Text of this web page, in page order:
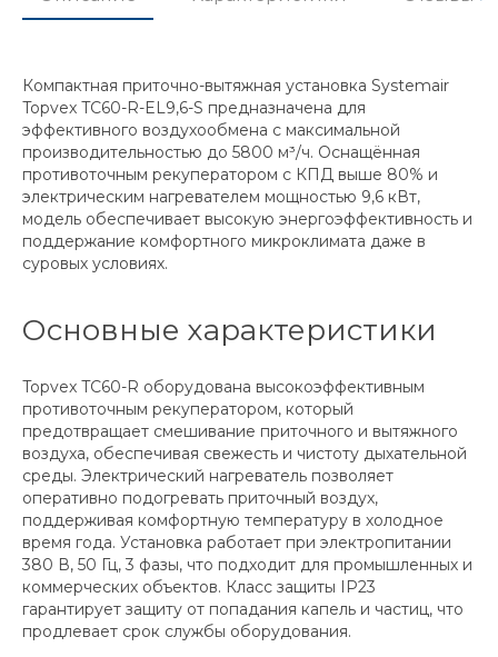
Компактная приточно-вытяжная установка Systemair
Topvex TC60-R-EL9,6-S предназначена для
эффективного воздухообмена с максимальной
производительностью до 5800 м³/ч. Оснащённая
противоточным рекуператором с КПД выше 80% и
электрическим нагревателем мощностью 9,6 кВт,
модель обеспечивает высокую энергоэффективность и
поддержание комфортного микроклимата даже в
суровых условиях.
Основные характеристики
Topvex TC60-R оборудована высокоэффективным
противоточным рекуператором, который
предотвращает смешивание приточного и вытяжного
воздуха, обеспечивая свежесть и чистоту дыхательной
среды. Электрический нагреватель позволяет
оперативно подогревать приточный воздух,
поддерживая комфортную температуру в холодное
время года. Установка работает при электропитании
380 В, 50 Гц, 3 фазы, что подходит для промышленных и
коммерческих объектов. Класс защиты IP23
гарантирует защиту от попадания капель и частиц, что
продлевает срок службы оборудования.